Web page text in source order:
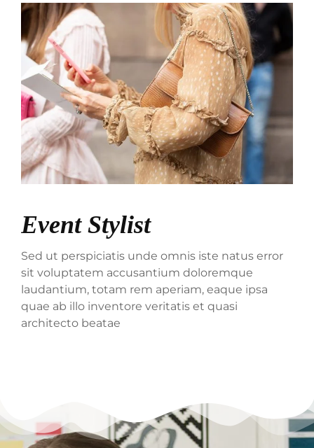
Event Stylist
Sed ut perspiciatis unde omnis iste natus error
sit voluptatem accusantium doloremque
laudantium, totam rem aperiam, eaque ipsa
quae ab illo inventore veritatis et quasi
architecto beatae